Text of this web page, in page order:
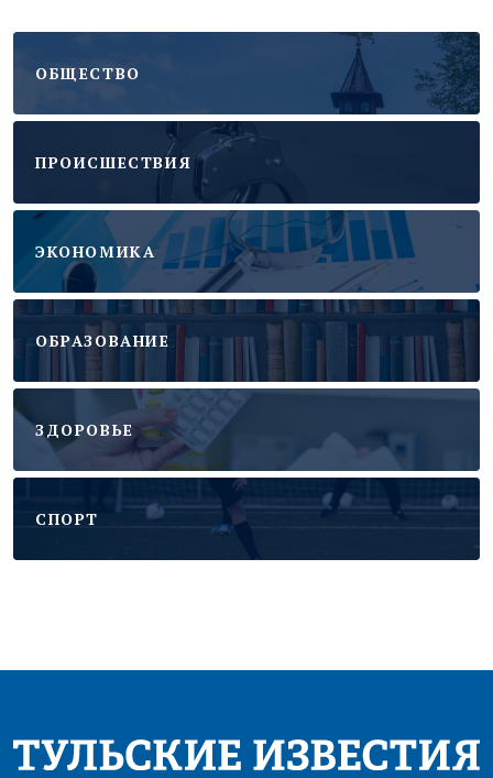
ОБЩЕСТВО
ПРОИСШЕСТВИЯ
ЭКОНОМИКА
ОБРАЗОВАНИЕ
ЗДОРОВЬЕ
CПОРТ